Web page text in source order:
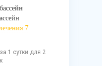
7
за 1 сутки для 2